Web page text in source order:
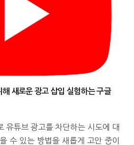
새로운 광고 삽입 실험하는 구글
유튜브 광고를 차단하는 시도에 대
수 있는 방법을 새롭게 고안 중이